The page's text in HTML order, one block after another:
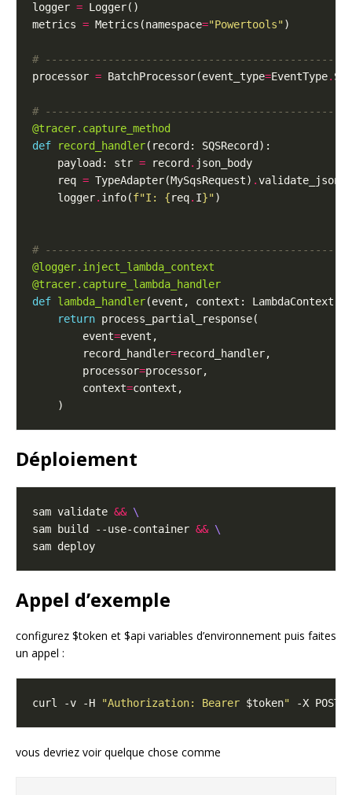
logger =
metrics = Metrics(namespace="Powertools"
#
processor = BatchProcessor(event_type=EventType.
#
@tracer.capture_method
def
record_handler
    payload: str
= record .
    req
= TypeAdapter(MySqsRequest) .
    logger
. info(f"I: {req. I}"
#
@logger.inject_lambda_context
@tracer.capture_lambda_handler
def lambda_handler
return
        event
=
        record_handler
=
        processor
=
        context
=
Déploiement
sam validate &&
sam build --use-container &&
Appel d’exemple
configurez $token et $api variables d’environnement puis faites
un appel :
curl -v -H "Authorization: Bearer $token" -X POST
vous devriez voir quelque chose comme